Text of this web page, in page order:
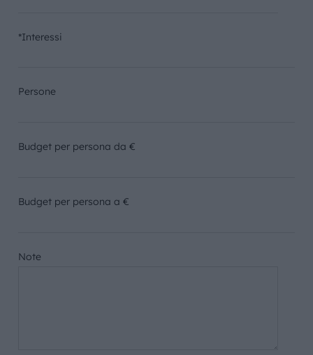
*Interessi
Persone
Budget per persona da €
Budget per persona a €
Note